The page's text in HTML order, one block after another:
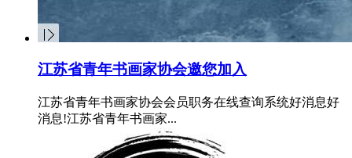
江苏省青年书画家协会邀您加入
江苏省青年书画家协会会员职务在线查询系统好消息好
消息!江苏省青年书画家...